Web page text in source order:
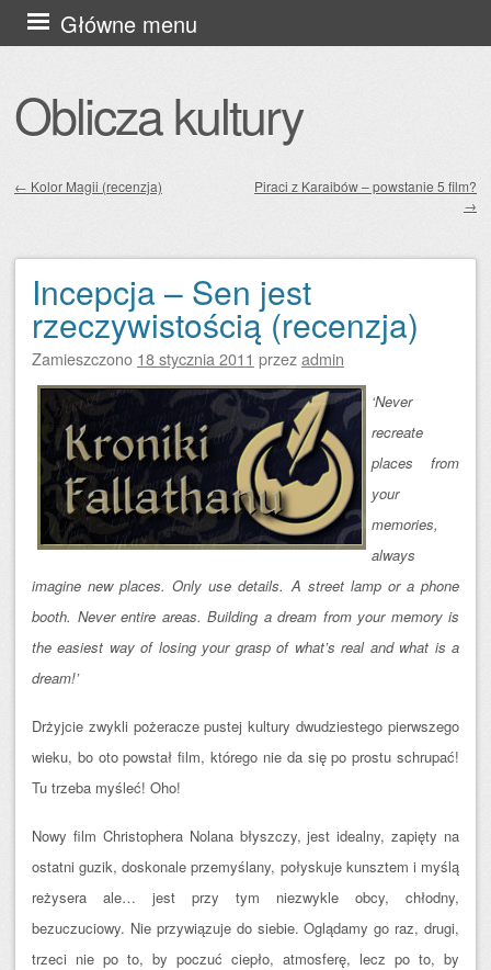
Oblicza kultury
Główne menu
Przejdź
do
← Kolor Magii (recenzja)
Piraci z Karaibów – powstanie 5 film?
→
Incepcja – Sen jest
rzeczywistością (recenzja)
Zamieszczono 18 stycznia 2011 przezadmin
‘Never
recreate
places from
your
memories,
always
imagine new places. Only use details. A street lamp or a phone
booth. Never entire areas. Building a dream from your memory is
the easiest way of losing your grasp of what’s real and what is a
dream!’
Drżyjcie zwykli pożeracze pustej kultury dwudziestego pierwszego
wieku, bo oto powstał film, którego nie da się po prostu schrupać!
Tu trzeba myśleć! Oho!
Nowy film Christophera Nolana błyszczy, jest idealny, zapięty na
ostatni guzik, doskonale przemyślany, połyskuje kunsztem i myślą
reżysera ale… jest przy tym niezwykle obcy, chłodny,
bezuczuciowy. Nie przywiązuje do siebie. Oglądamy go raz, drugi,
trzeci nie po to, by poczuć ciepło, atmosferę, lecz po to, by